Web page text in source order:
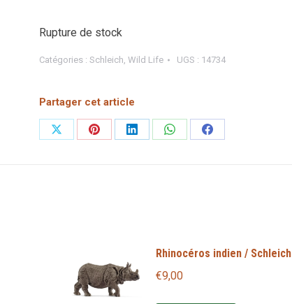
Rupture de stock
Catégories : Schleich, Wild Life UGS : 14734
Partager cet article
PartagerPartagerPartagerPartagerPartager
Rhinocéros indien / Schleich
€9,00